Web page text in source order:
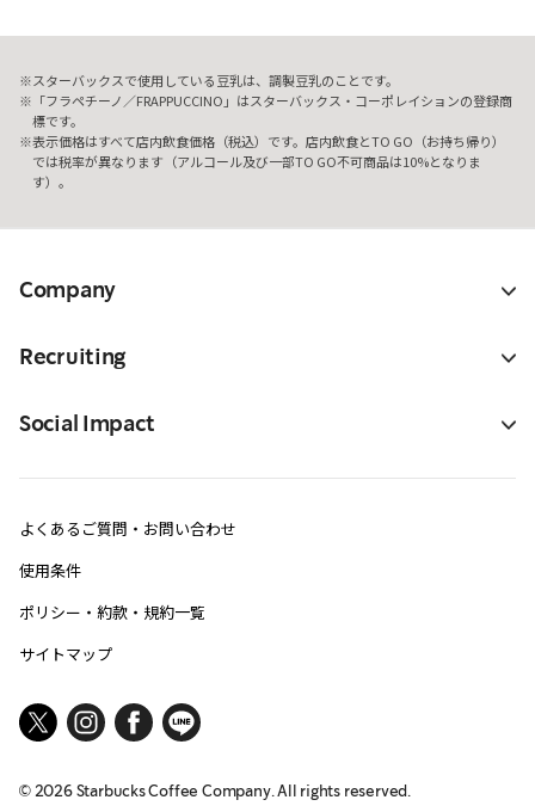
スターバックスで使用している豆乳は、調製豆乳のことです。
「フラペチーノ／FRAPPUCCINO」はスターバックス・コーポレイションの登録商
標です。
表示価格はすべて店内飲食価格（税込）です。店内飲食とTO GO（お持ち帰り）
では税率が異なります（アルコール及び一部TO GO不可商品は10%となりま
す）。
Company
Recruiting
Social Impact
よくあるご質問・お問い合わせ
使用条件
ポリシー・約款・規約一覧
サイトマップ
© 2026Starbucks Coffee Company. All rights reserved.